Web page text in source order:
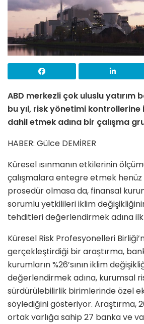
ABD merkezli çok uluslu yatırım
bu yıl, risk yönetimi kontrollerine
dahil etmek adına bir çalışma
HABER: Gülce DEMİRER
Küresel ısınmanın etkilerinin
çalışmalara entegre etmek
prosedür olmasa da, finansal
sorumlu yetkilileri iklim
tehditleri değerlendirmek adına ilk
Küresel Risk Profesyonelleri
gerçekleştirdiği bir araştırma,
kurumların %26’sının iklim
değerlendirmek adına, kurumsal
sürdürülebilirlik birimlerinde özel
söylediğini gösteriyor. Araştırma,
ortak varlığa sahip 27 banka ve